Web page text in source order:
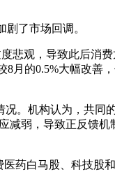
了市场回调。
观，导致此后消
月的0.5%大幅改善
机构认为，共同
弱，导致正反馈
白马股、科技股